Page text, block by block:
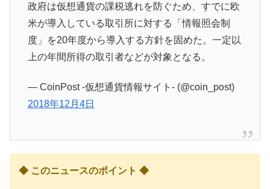
政府は仮想通貨の課税逃れを防ぐため、すでに欧
米が導入している取引所に対する「情報照会制
度」を20年度から導入する方針を固めた。一定以
上の年間所得の取引者などが対象となる。
— CoinPost -仮想通貨情報サイト- (@coin_post)
2018年12月4日
◆ このニュースのポイント ◆